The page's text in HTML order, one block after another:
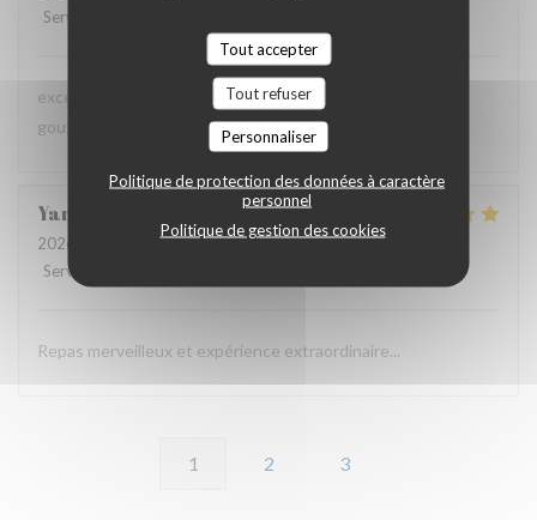
Tout accepter
Tout refuser
Personnaliser
Politique de protection des données à caractère
personnel
Politique de gestion des cookies
Service
excellente présentation dans les assiettes et saveur très
gouteuses pour les papilles
Yannick
2026-07-02
- 20:15 - Couverts 6
Service
/5
Repas merveilleux et expérience extraordinaire...
1 2 3